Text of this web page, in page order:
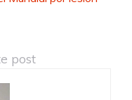
post